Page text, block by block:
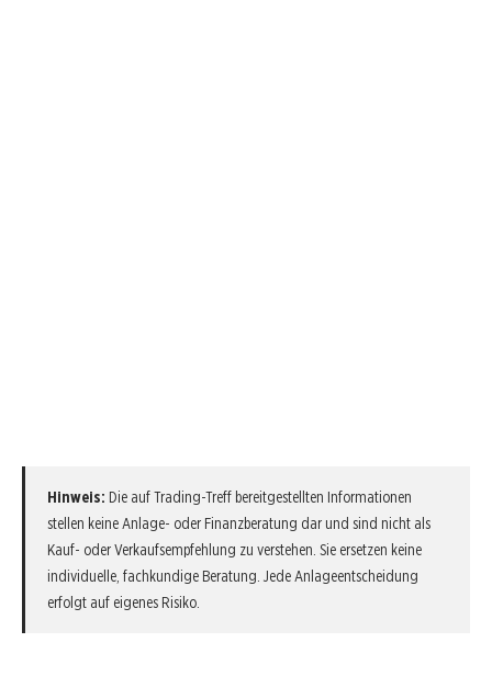
Hinweis: Die auf Trading-Treff bereitgestellten Informationen
stellen keine Anlage- oder Finanzberatung dar und sind nicht als
Kauf- oder Verkaufsempfehlung zu verstehen. Sie ersetzen keine
individuelle, fachkundige Beratung. Jede Anlageentscheidung
erfolgt auf eigenes Risiko.